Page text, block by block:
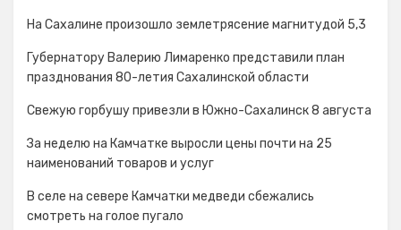
На Сахалине произошло землетрясение магнитудой 5,3
Губернатору Валерию Лимаренко представили план
празднования 80-летия Сахалинской области
Свежую горбушу привезли в Южно-Сахалинск 8 августа
За неделю на Камчатке выросли цены почти на 25
наименований товаров и услуг
В селе на севере Камчатки медведи сбежались
смотреть на голое пугало